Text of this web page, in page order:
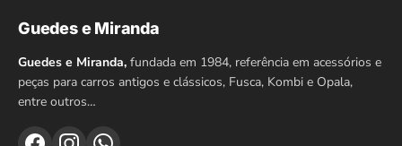
Guedes e Miranda
Guedes e Miranda, fundada em 1984, referência em acessórios e
peças para carros antigos e clássicos, Fusca, Kombi e Opala,
entre outros…